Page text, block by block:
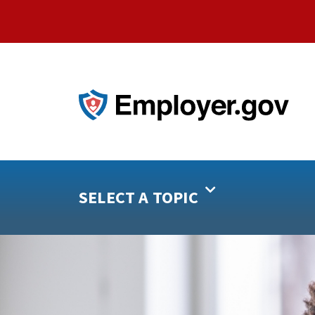
SELECT A TOPIC